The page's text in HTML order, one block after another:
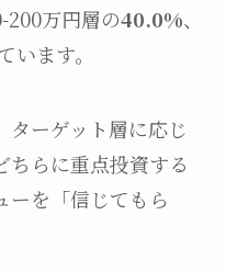
200万円層の40.0%、
います。
ターゲット層に応じ
ちらに重点投資する
ーを「信じてもら